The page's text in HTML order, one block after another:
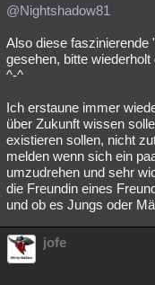
@Nightshadow81
Also diese faszinierende
gesehen, bitte
^-^
Ich erstaune immer
über Zukunft wissen
existieren sollen, nicht
melden wenn sich ein
umzudrehen und sehr
die Freundin eines
und ob es Jungs oder
jofe